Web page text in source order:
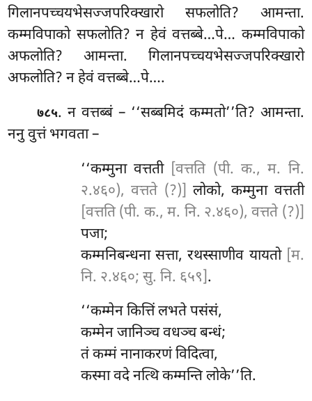
गिलानपच्चयभेसज्जपरिक्खारो सफलोति? आमन्ता.
कम्मविपाको सफलोति? न हेवं वत्तब्बे…पे… कम्मविपाको
अफलोति? आमन्ता. गिलानपच्चयभेसज्जपरिक्खारो
अफलोति? न हेवं वत्तब्बे…पे….
७८५. न वत्तब्बं – ‘‘सब्बमिदं कम्मतो’’ति? आमन्ता.
ननु वुत्तं भगवता –
‘‘कम्मुना वत्तती [वत्तति (पी. क., म. नि.
२.४६०), वत्तते (?)]
लोको, कम्मुना वत्तती
[वत्तति (पी. क., म. नि. २.४६०), वत्तते (?)]
पजा;
कम्मनिबन्धना सत्ता, रथस्साणीव यायतो [म.
नि. २.४६०; सु. नि. ६५९] .
‘‘कम्मेन कित्तिं लभते पसंसं,
कम्मेन जानिञ्च वधञ्च बन्धं;
तं कम्मं नानाकरणं विदित्वा,
कस्मा वदे नत्थि कम्मन्ति लोके’’ति.